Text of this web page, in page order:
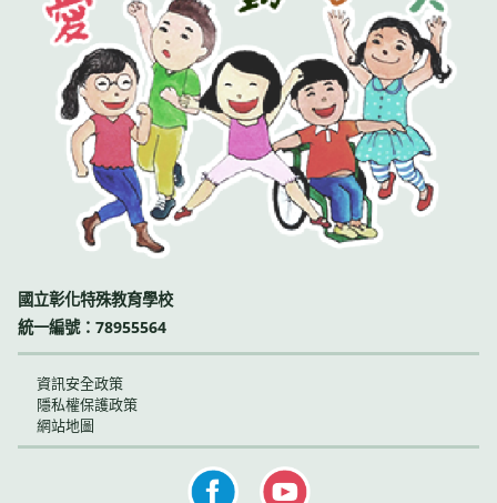
國立彰化特殊教育學校
統一編號：78955564
資訊安全政策
隱私權保護政策
網站地圖